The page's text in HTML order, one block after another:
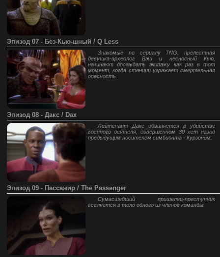
Эпизод 07 - Без-Кью-шный / Q Less
Знакомые по сериалу TNG, прелестная
девушка-археолог Вэш и несносный Кью,
начинают досаждать экипажу как раз в тот
момент, когда станции угражает смертельная
опасность.
Эпизод 08 - Дакс / Dax
Лейтенант Дакс обвиняется в убийстве
военного деятеля, совершенном 30 лет назад
предыдущим носителем симбионта - Курзоном.
Эпизод 09 - Пассажир / The Passenger
Сумасшедший пришелец-преступник
вселяется в тело одного из членов команды.